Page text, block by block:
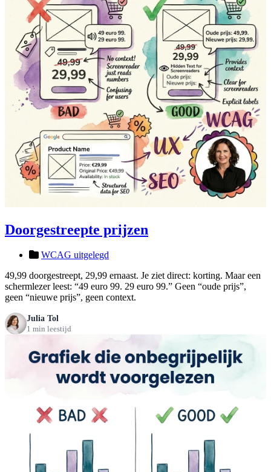
Doorgestreepte prijzen
WCAG uitgelegd
49,99 doorgestreept, 29,99 ernaast. Je ziet direct: korting. Maar een
schermlezer leest: “49 euro 99. 29 euro 99.” Geen “oude prijs”,
geen “nieuwe prijs”, geen context.
Julia Tol
1 min leestijd